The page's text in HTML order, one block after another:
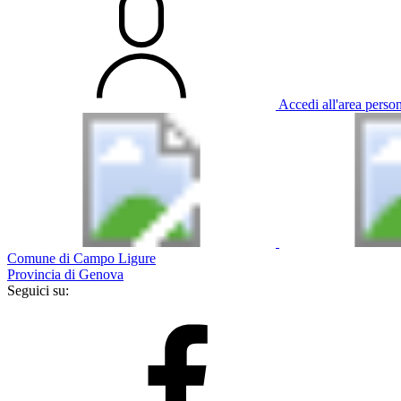
Accedi all'area
Comune di Campo Ligure
Provincia di Genova
Seguici su: